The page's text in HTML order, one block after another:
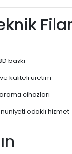
baskı
ve kaliteli üretim
cihazları
odaklı hizmet